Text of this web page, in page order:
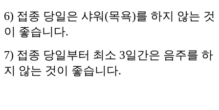
6) 접종 당일은 샤워(목욕)를 하지 않는 것
이 좋습니다.
7) 접종 당일부터 최소 3일간은 음주를 ​하
지 않는 것이 좋습니다.